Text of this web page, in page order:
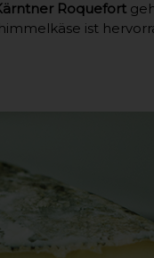
Roquefort
ist